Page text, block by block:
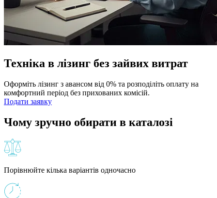
Техніка в лізинг без зайвих витрат
Оформіть лізинг з авансом від 0% та розподіліть оплату на
комфортний період без прихованих комісій.
Подати заявку
Чому зручно обирати в каталозі
Порівнюйте кілька варіантів одночасно